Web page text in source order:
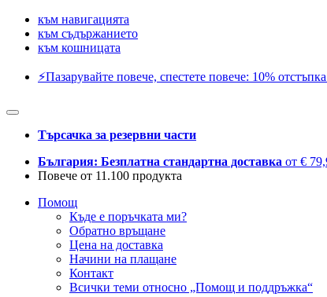
към навигацията
към съдържанието
към кошницата
⚡️Пазарувайте повече, спестете повече: 10%
Търсачка за резервни части
България: Безплатна стандартна доставка от €
Повече от 11.100 продукта
Помощ
Къде е поръчката ми?
Обратно връщане
Цена на доставка
Начини на плащане
Контакт
Всички теми относно „Помощ и поддръжка“